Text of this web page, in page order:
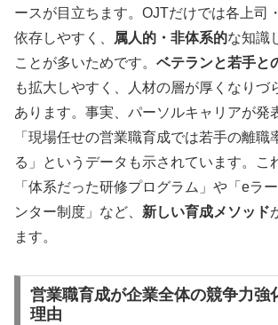
ースが目立ちます。OJTだけでは各上司
依存しやすく、
属人的・非体系的な知識
ことが多いためです。 ベテランと若手と
も拡大しやすく、人材の層が厚くなりづ
あります。事実、パーソルキャリアが発
「現場任せの営業職育成では若手の離職
る」というデータも示されています。こ
「体系だった研修プログラム」や「eラ
ンター制度」など、 新しい育成メソッド
ます。
営業職育成が企業全体の競争力強
理由